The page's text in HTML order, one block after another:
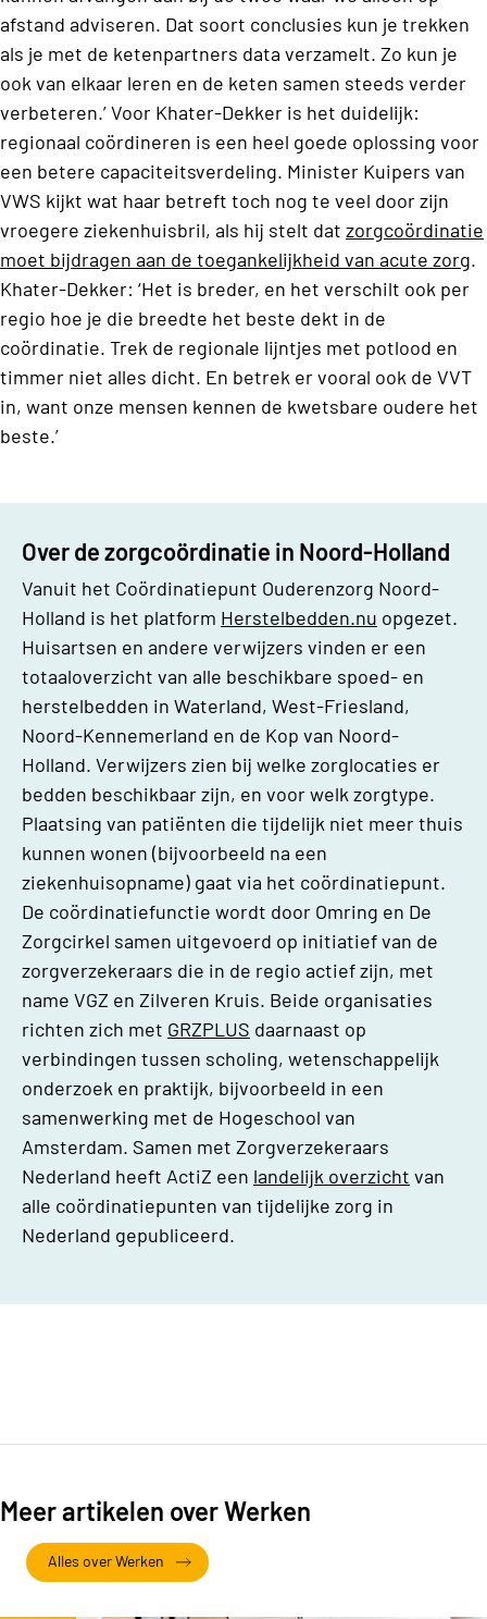
afstand adviseren. Dat soort conclusies kun je trekken
als je met de ketenpartners data verzamelt. Zo kun je
ook van elkaar leren en de keten samen steeds verder
verbeteren.’ Voor Khater-Dekker is het duidelijk:
regionaal coördineren is een heel goede oplossing voor
een betere capaciteitsverdeling. Minister Kuipers van
VWS kijkt wat haar betreft toch nog te veel door zijn
vroegere ziekenhuisbril, als hij stelt dat zorgcoördinatie
moet bijdragen aan de toegankelijkheid van acute zorg.
Khater-Dekker: ‘Het is breder, en het verschilt ook per
regio hoe je die breedte het beste dekt in de
coördinatie. Trek de regionale lijntjes met potlood en
timmer niet alles dicht. En betrek er vooral ook de VVT
in, want onze mensen kennen de kwetsbare oudere het
beste.’
Over de zorgcoördinatie in Noord-Holland
Vanuit het Coördinatiepunt Ouderenzorg Noord-
Holland is het platform Herstelbedden.nu opgezet.
Huisartsen en andere verwijzers vinden er een
totaaloverzicht van alle beschikbare spoed- en
herstelbedden in Waterland, West-Friesland,
Noord-Kennemerland en de Kop van Noord-
Holland. Verwijzers zien bij welke zorglocaties er
bedden beschikbaar zijn, en voor welk zorgtype.
Plaatsing van patiënten die tijdelijk niet meer thuis
kunnen wonen (bijvoorbeeld na een
ziekenhuisopname) gaat via het coördinatiepunt.
De coördinatiefunctie wordt door Omring en De
Zorgcirkel samen uitgevoerd op initiatief van de
zorgverzekeraars die in de regio actief zijn, met
name VGZ en Zilveren Kruis. Beide organisaties
richten zich met GRZPLUS daarnaast op
verbindingen tussen scholing, wetenschappelijk
onderzoek en praktijk, bijvoorbeeld in een
samenwerking met de Hogeschool van
Amsterdam. Samen met Zorgverzekeraars
Nederland heeft ActiZ een landelijk overzicht van
alle coördinatiepunten van tijdelijke zorg in
Nederland gepubliceerd.
Meer artikelen over Werken
Alles over Werken